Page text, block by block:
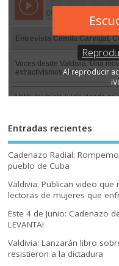
Entradas recientes
Cadenazo Radial:
pueblo de Cuba
Valdivia: Publican video
lectoras de mujeres que
Este 4 de Junio: Cadenazo
LEVANTA!
Valdivia: Lanzarán libro
resistieron a la dictadura